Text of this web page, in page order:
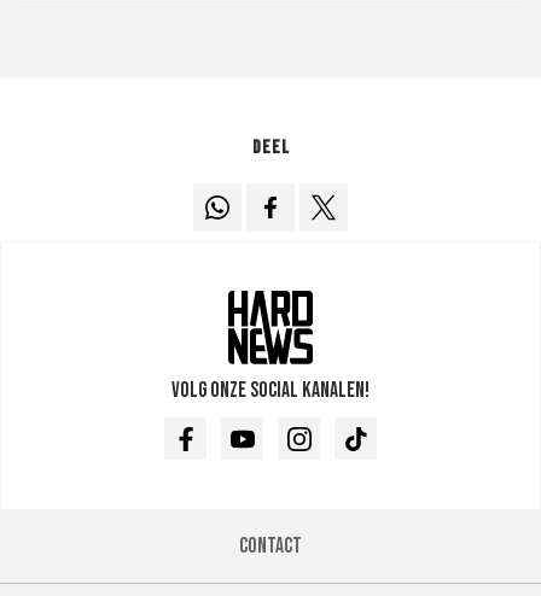
Deel
Volg onze social kanalen!
FacebookYoutubeInstagramTikTok
Contact